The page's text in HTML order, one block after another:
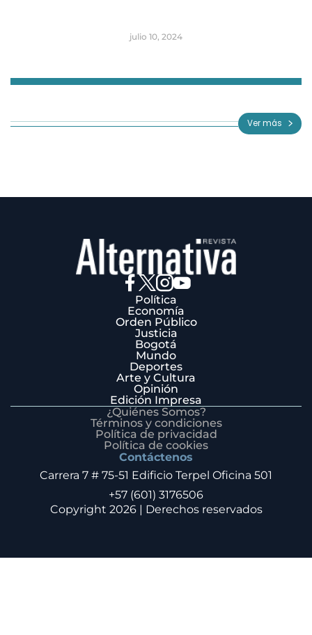
julio 10, 2024
3
Ver más
Política
Economía
Orden Público
Justicia
Bogotá
Mundo
Deportes
Arte y Cultura
Opinión
Edición Impresa
¿Quiénes Somos?
Términos y condiciones
Política de privacidad
Política de cookies
Contáctenos
Carrera 7 # 75-51 Edificio Terpel Oficina 501
+57 (601) 3176506
Copyright 2026 | Derechos reservados